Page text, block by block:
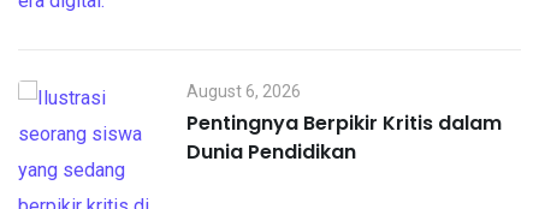
August 6, 2026
Pentingnya Berpikir Kritis dalam
Dunia Pendidikan